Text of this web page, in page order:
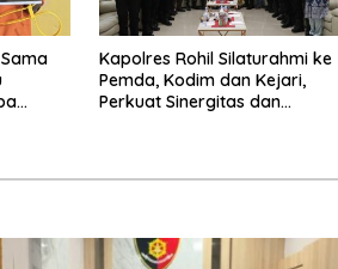
Kapolres Rohil Silaturahmi ke
Pemda, Kodim dan Kejari,
Perkuat Sinergitas dan